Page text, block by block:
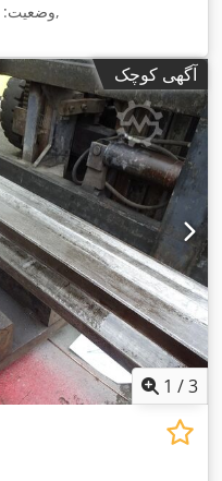
وضعیت:,
آگهی کوچک
1 /3